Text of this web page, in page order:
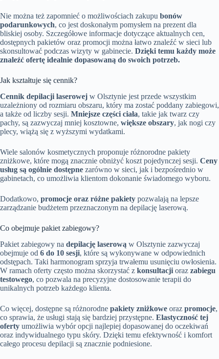
Nie można też zapomnieć o możliwościach zakupu bonów
podarunkowych, co jest doskonałym pomysłem na prezent dla
bliskiej osoby. Szczegółowe informacje dotyczące aktualnych cen,
dostępnych pakietów oraz promocji można łatwo znaleźć w sieci lub
skonsultować podczas wizyty w gabinecie. Dzięki temu każdy może
znaleźć ofertę idealnie dopasowaną do swoich potrzeb.
Jak kształtuje się cennik?
Cennik depilacji laserowej w Olsztynie jest przede wszystkim
uzależniony od rozmiaru obszaru, który ma zostać poddany zabiegowi,
a także od liczby sesji. Mniejsze części ciała, takie jak twarz czy
pachy, są zazwyczaj mniej kosztowne, większe obszary, jak nogi czy
plecy, wiążą się z wyższymi wydatkami.
Wiele salonów kosmetycznych proponuje różnorodne pakiety
zniżkowe, które mogą znacznie obniżyć koszt pojedynczej sesji. Ceny
usług są ogólnie dostępne zarówno w sieci, jak i bezpośrednio w
gabinetach, co umożliwia klientom dokonanie świadomego wyboru.
Dodatkowo, promocje oraz różne pakiety pozwalają na lepsze
zarządzanie budżetem przeznaczonym na depilację laserową.
Co obejmuje pakiet zabiegowy?
Pakiet zabiegowy na depilację laserową w Olsztynie zazwyczaj
obejmuje od 6 do 10 sesji, które są wykonywane w odpowiednich
odstępach. Taki harmonogram sprzyja trwałemu usunięciu owłosienia.
W ramach oferty często można skorzystać z konsultacji oraz zabiegu
testowego, co pozwala na precyzyjne dostosowanie terapii do
unikalnych potrzeb każdego klienta.
Co więcej, dostępne są różnorodne pakiety zniżkowe oraz promocje,
co sprawia, że usługi stają się bardziej przystępne. Elastyczność tej
oferty umożliwia wybór opcji najlepiej dopasowanej do oczekiwań
oraz indywidualnego typu skóry. Dzięki temu efektywność i komfort
całego procesu depilacji są znacznie podniesione.